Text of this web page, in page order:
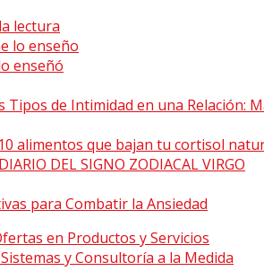
lectura
enseñó
Tipos de Intimidad en una Relación:
alimentos que bajan tu cortisol
DEL SIGNO ZODIACAL VIRGO
para Combatir la Ansiedad
en Productos y Servicios
y Consultoría a la Medida